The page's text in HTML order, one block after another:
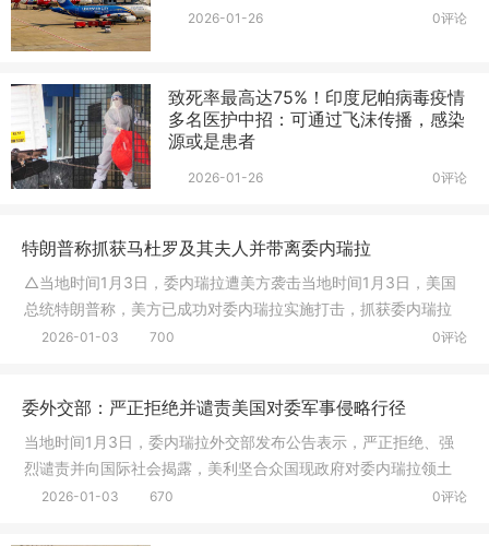
0评论
2026-01-26
致死率最高达75%！印度尼帕病毒疫情
多名医护中招：可通过飞沫传播，感染
源或是患者
0评论
2026-01-26
特朗普称抓获马杜罗及其夫人并带离委内瑞拉
△当地时间1月3日，委内瑞拉遭美方袭击当地时间1月3日，美国
总统特朗普称，美方已成功对委内瑞拉实施打击，抓获委内瑞拉
总统马杜
0评论
2026-01-03 700
委外交部：严正拒绝并谴责美国对委军事侵略行径
当地时间1月3日，委内瑞拉外交部发布公告表示，严正拒绝、强
烈谴责并向国际社会揭露，美利坚合众国现政府对委内瑞拉领土
和人民实
0评论
2026-01-03 670